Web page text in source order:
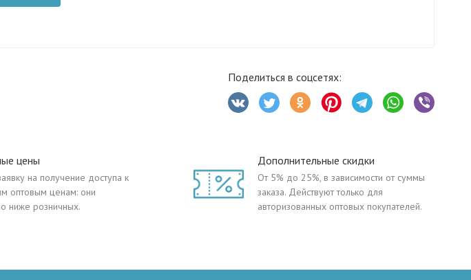
Поделиться в соцсетях:
цены
на получение доступа к
оптовым ценам: они
ниже розничных.
Дополнительные скидки
От 5% до 25%, в зависимости от суммы
заказа. Действуют только для
авторизованных оптовых покупателей.